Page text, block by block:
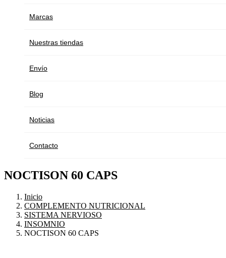
Marcas
Nuestras tiendas
Envío
Blog
Noticias
Contacto
NOCTISON 60 CAPS
Inicio
COMPLEMENTO NUTRICIONAL
SISTEMA NERVIOSO
INSOMNIO
NOCTISON 60 CAPS